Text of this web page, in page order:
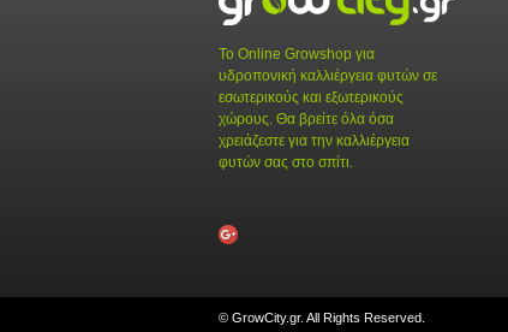
Το Online Growshop για
υδροπονική καλλιέργεια φυτών σε
εσωτερικούς και εξωτερικούς
χώρους. Θα βρείτε όλα όσα
χρειάζεστε για την καλλιέργεια
φυτών σας στο σπίτι.
© GrowCity.gr. All Rights Reserved.